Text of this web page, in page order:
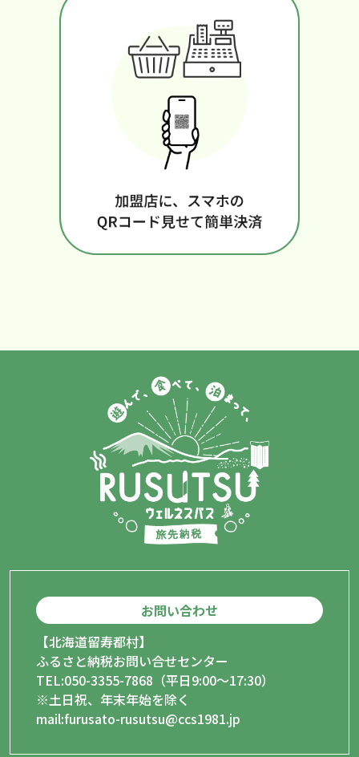
お問い合わせ
【北海道留寿都村】
ふるさと納税お問い合せセンター
TEL:050-3355-7868（平日9:00〜17:30）
※土日祝、年末年始を除く
mail:furusato-rusutsu@ccs1981.jp